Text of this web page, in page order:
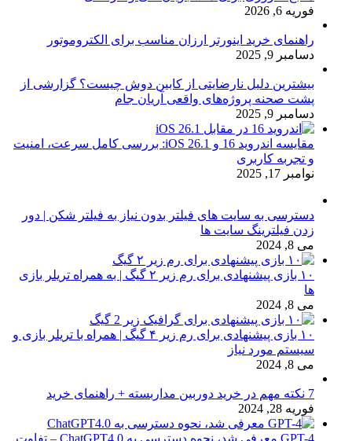
فوریه 6, 2026
راهنمای خرید اینورتر ارزان مناسب برای الکتروموتور
دسامبر 9, 2025
بیشترین دلیل نارضایتی از کابین دوش چیست؟ گزارشی از
پشت صحنه پروژه‌های واقعی آریان جام
دسامبر 9, 2025
مقایسه اندروید 16 و iOS 26.1: بررسی کامل سرعت، امنیت
و تجربه کاربری
نوامبر 17, 2025
دسترسی به سایت های فیلتر بدون نیاز به فیلتر شکن | دور
زدن فیلترینگ سایت ها
می 8, 2024
۱۰ بازی پیشنهادی برای رم زیر ۲ گیگ | به همراه تریلر بازی
ها
می 8, 2024
۱۰ بازی پیشنهادی برای رم زیر ۴ گیگ | همراه با تریلر بازی و
سیستم مورد نیاز
می 8, 2024
7 نکته مهم در خرید دوربین مداربسته + راهنمای خرید
فوریه 28, 2024
GPT-4 معرفی شد، نحوه دسترسی به ChatGPT4.0 – تفاوت